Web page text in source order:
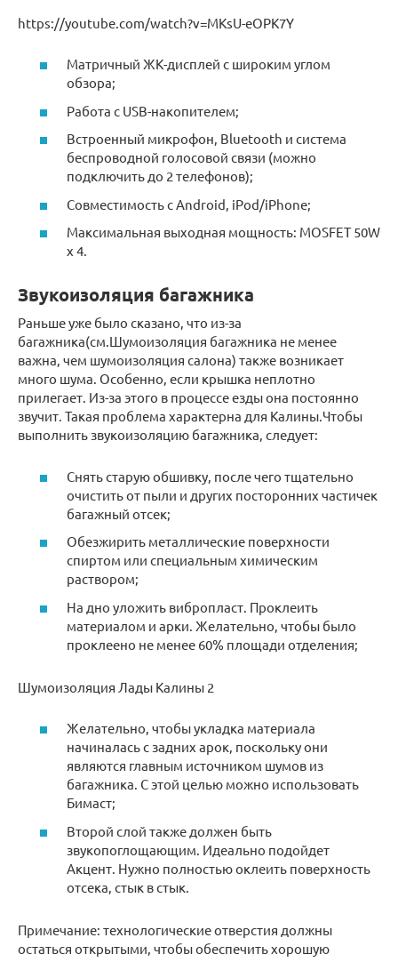
https://youtube.com/watch?v=MKsU-eOPK7Y
Матричный ЖК-дисплей с широким углом
обзора;
Работа с USB-накопителем;
Встроенный микрофон, Bluetooth и система
беспроводной голосовой связи (можно
подключить до 2 телефонов);
Совместимость с Android, iPod/iPhone;
Максимальная выходная мощность: MOSFET 50W
x 4.
Звукоизоляция багажника
Раньше уже было сказано, что из-за
багажника(см.Шумоизоляция багажника не менее
важна, чем шумоизоляция салона) также возникает
много шума. Особенно, если крышка неплотно
прилегает. Из-за этого в процессе езды она постоянно
звучит. Такая проблема характерна для Калины.Чтобы
выполнить звукоизоляцию багажника, следует:
Снять старую обшивку, после чего тщательно
очистить от пыли и других посторонних частичек
багажный отсек;
Обезжирить металлические поверхности
спиртом или специальным химическим
раствором;
На дно уложить вибропласт. Проклеить
материалом и арки. Желательно, чтобы было
проклеено не менее 60% площади отделения;
Шумоизоляция Лады Калины 2
Желательно, чтобы укладка материала
начиналась с задних арок, поскольку они
являются главным источником шумов из
багажника. С этой целью можно использовать
Бимаст;
Второй слой также должен быть
звукопоглощающим. Идеально подойдет
Акцент. Нужно полностью оклеить поверхность
отсека, стык в стык.
Примечание: технологические отверстия должны
остаться открытыми, чтобы обеспечить хорошую